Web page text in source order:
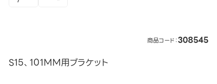
商品コード：308545
S15、101MM用ブラケット